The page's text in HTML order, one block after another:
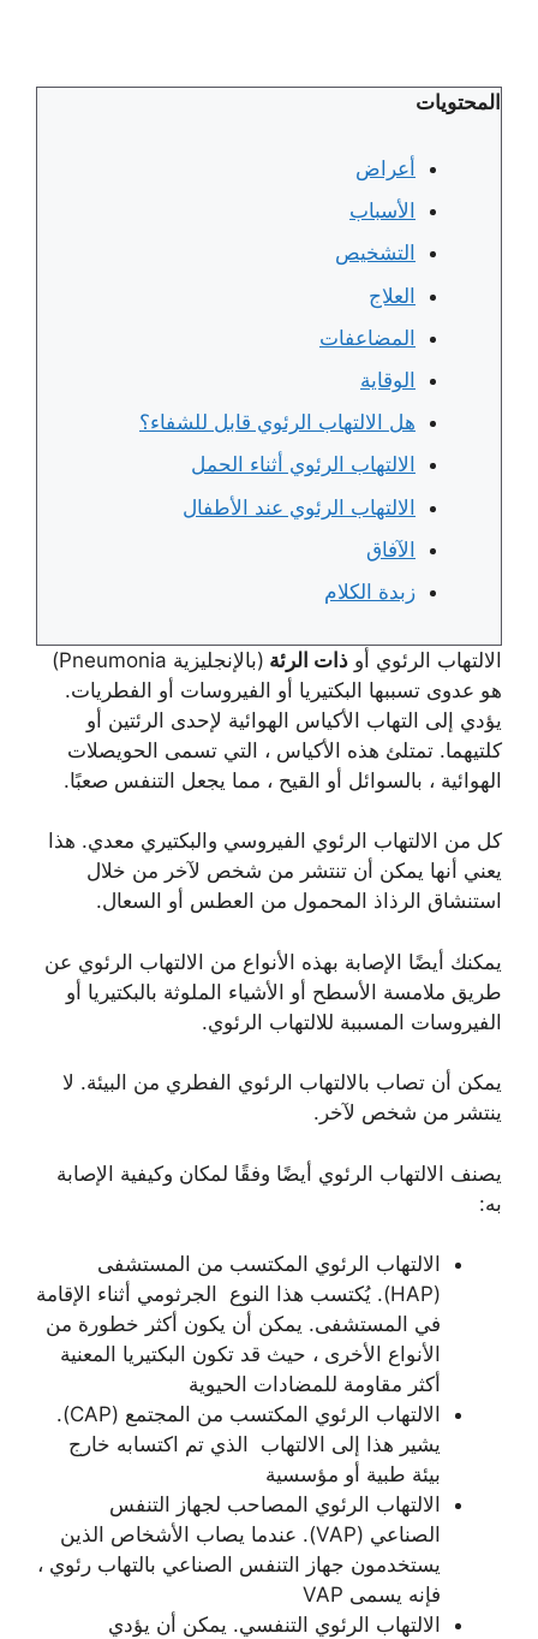
المحتويات
أعراض
الأسباب
التشخيص
العلاج
المضاعفات
الوقاية
هل الالتهاب الرئوي قابل للشفاء؟
الالتهاب الرئوي أثناء الحمل
الالتهاب الرئوي عند الأطفال
الآفاق
زبدة الكلام
الالتهاب الرئوي أو ذات الرئة
(بالإنجليزية Pneumonia)
هو عدوى تسببها البكتيريا أو الفيروسات أو الفطريات.
يؤدي إلى التهاب الأكياس الهوائية لإحدى الرئتين أو
كلتيهما. تمتلئ هذه الأكياس ، التي تسمى الحويصلات
الهوائية ، بالسوائل أو القيح ، مما يجعل التنفس صعبًا.
كل من الالتهاب الرئوي الفيروسي والبكتيري معدي. هذا
يعني أنها يمكن أن تنتشر من شخص لآخر من خلال
استنشاق الرذاذ المحمول من العطس أو السعال.
يمكنك أيضًا الإصابة بهذه الأنواع من الالتهاب الرئوي عن
طريق ملامسة الأسطح أو الأشياء الملوثة بالبكتيريا أو
الفيروسات المسببة للالتهاب الرئوي.
يمكن أن تصاب بالالتهاب الرئوي الفطري من البيئة. لا
ينتشر من شخص لآخر.
يصنف الالتهاب الرئوي أيضًا وفقًا لمكان وكيفية الإصابة
به:
الالتهاب الرئوي المكتسب من المستشفى
(HAP). يُكتسب هذا النوع الجرثومي أثناء الإقامة
في المستشفى. يمكن أن يكون أكثر خطورة من
الأنواع الأخرى ، حيث قد تكون البكتيريا المعنية
أكثر مقاومة للمضادات الحيوية
الالتهاب الرئوي المكتسب من المجتمع (CAP).
يشير هذا إلى الالتهاب الذي تم اكتسابه خارج
بيئة طبية أو مؤسسية
الالتهاب الرئوي المصاحب لجهاز التنفس
الصناعي (VAP). عندما يصاب الأشخاص الذين
يستخدمون جهاز التنفس الصناعي بالتهاب رئوي ،
فإنه يسمى VAP
الالتهاب الرئوي التنفسي. يمكن أن يؤدي